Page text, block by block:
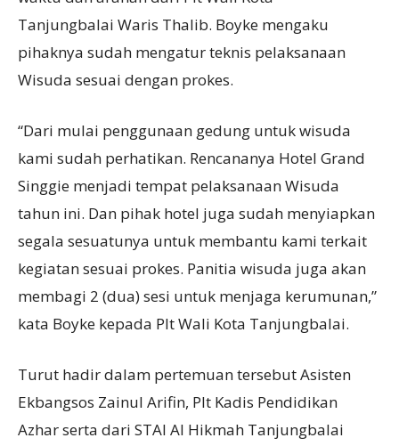
Tanjungbalai Waris Thalib. Boyke mengaku
pihaknya sudah mengatur teknis pelaksanaan
Wisuda sesuai dengan prokes.
“Dari mulai penggunaan gedung untuk wisuda
kami sudah perhatikan. Rencananya Hotel Grand
Singgie menjadi tempat pelaksanaan Wisuda
tahun ini. Dan pihak hotel juga sudah menyiapkan
segala sesuatunya untuk membantu kami terkait
kegiatan sesuai prokes. Panitia wisuda juga akan
membagi 2 (dua) sesi untuk menjaga kerumunan,”
kata Boyke kepada Plt Wali Kota Tanjungbalai.
Turut hadir dalam pertemuan tersebut Asisten
Ekbangsos Zainul Arifin, Plt Kadis Pendidikan
Azhar serta dari STAI Al Hikmah Tanjungbalai